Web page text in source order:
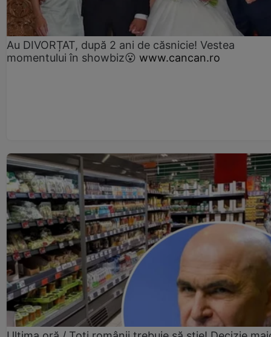
Au DIVORȚAT, după 2 ani de căsnicie! Vestea
momentului în showbiz😮 www.cancan.ro